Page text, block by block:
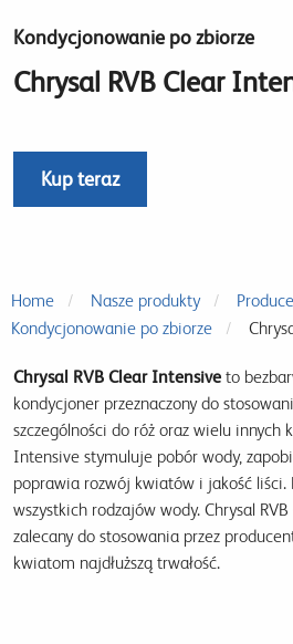
Kondycjonowanie po zbiorze
Chrysal RVB Clear
Kup teraz
Home Nasze produkty
Kondycjonowanie po zbiorze
Chrysal RVB Clear Intensive to
kondycjoner przeznaczony do
szczególności do róż oraz wielu innych
Intensive stymuluje pobór wody,
poprawia rozwój kwiatów i jakość liści.
wszystkich rodzajów wody. Chrysal
zalecany do stosowania przez
kwiatom najdłuższą trwałość.